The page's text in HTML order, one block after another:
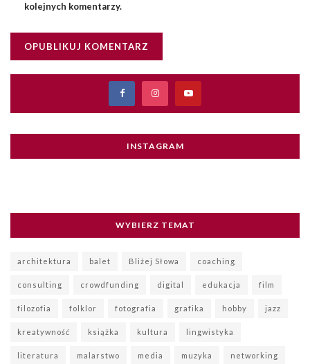
kolejnych komentarzy.
INSTAGRAM
WYBIERZ TEMAT
architektura balet Bliżej Słowa coaching
consulting crowdfunding digital edukacja film
filozofia folklor fotografia grafika hobby jazz
kreatywność książka kultura lingwistyka
literatura malarstwo media muzyka networking